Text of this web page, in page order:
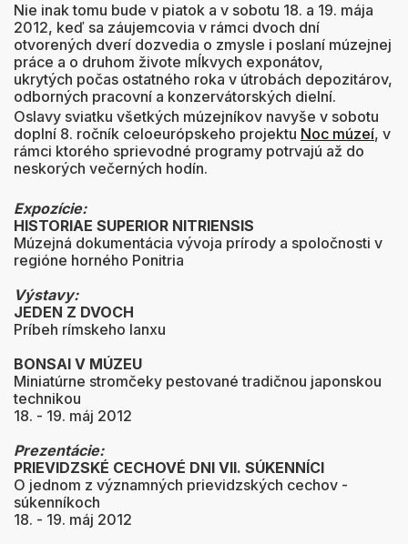
Nie inak tomu bude v piatok a v sobotu 18. a 19. mája
2012, keď sa záujemcovia v rámci dvoch dní
otvorených dverí dozvedia o zmysle i poslaní múzejnej
práce a o druhom živote mĺkvych exponátov,
ukrytých počas ostatného roka v útrobách depozitárov,
odborných pracovní a konzervátorských dielní.
Oslavy sviatku všetkých múzejníkov navyše v sobotu
doplní 8. ročník celoeurópskeho projektu Noc múzeí, v
rámci ktorého sprievodné programy potrvajú až do
neskorých večerných hodín.
Expozície:
HISTORIAE SUPERIOR NITRIENSIS
Múzejná dokumentácia vývoja prírody a spoločnosti v
regióne horného Ponitria
Výstavy:
JEDEN Z DVOCH
Príbeh rímskeho lanxu
BONSAI V MÚZEU
Miniatúrne stromčeky pestované tradičnou japonskou
technikou
18. - 19. máj 2012
Prezentácie:
PRIEVIDZSKÉ CECHOVÉ DNI VII. SÚKENNÍCI
O jednom z významných prievidzských cechov -
súkenníkoch
18. - 19. máj 2012